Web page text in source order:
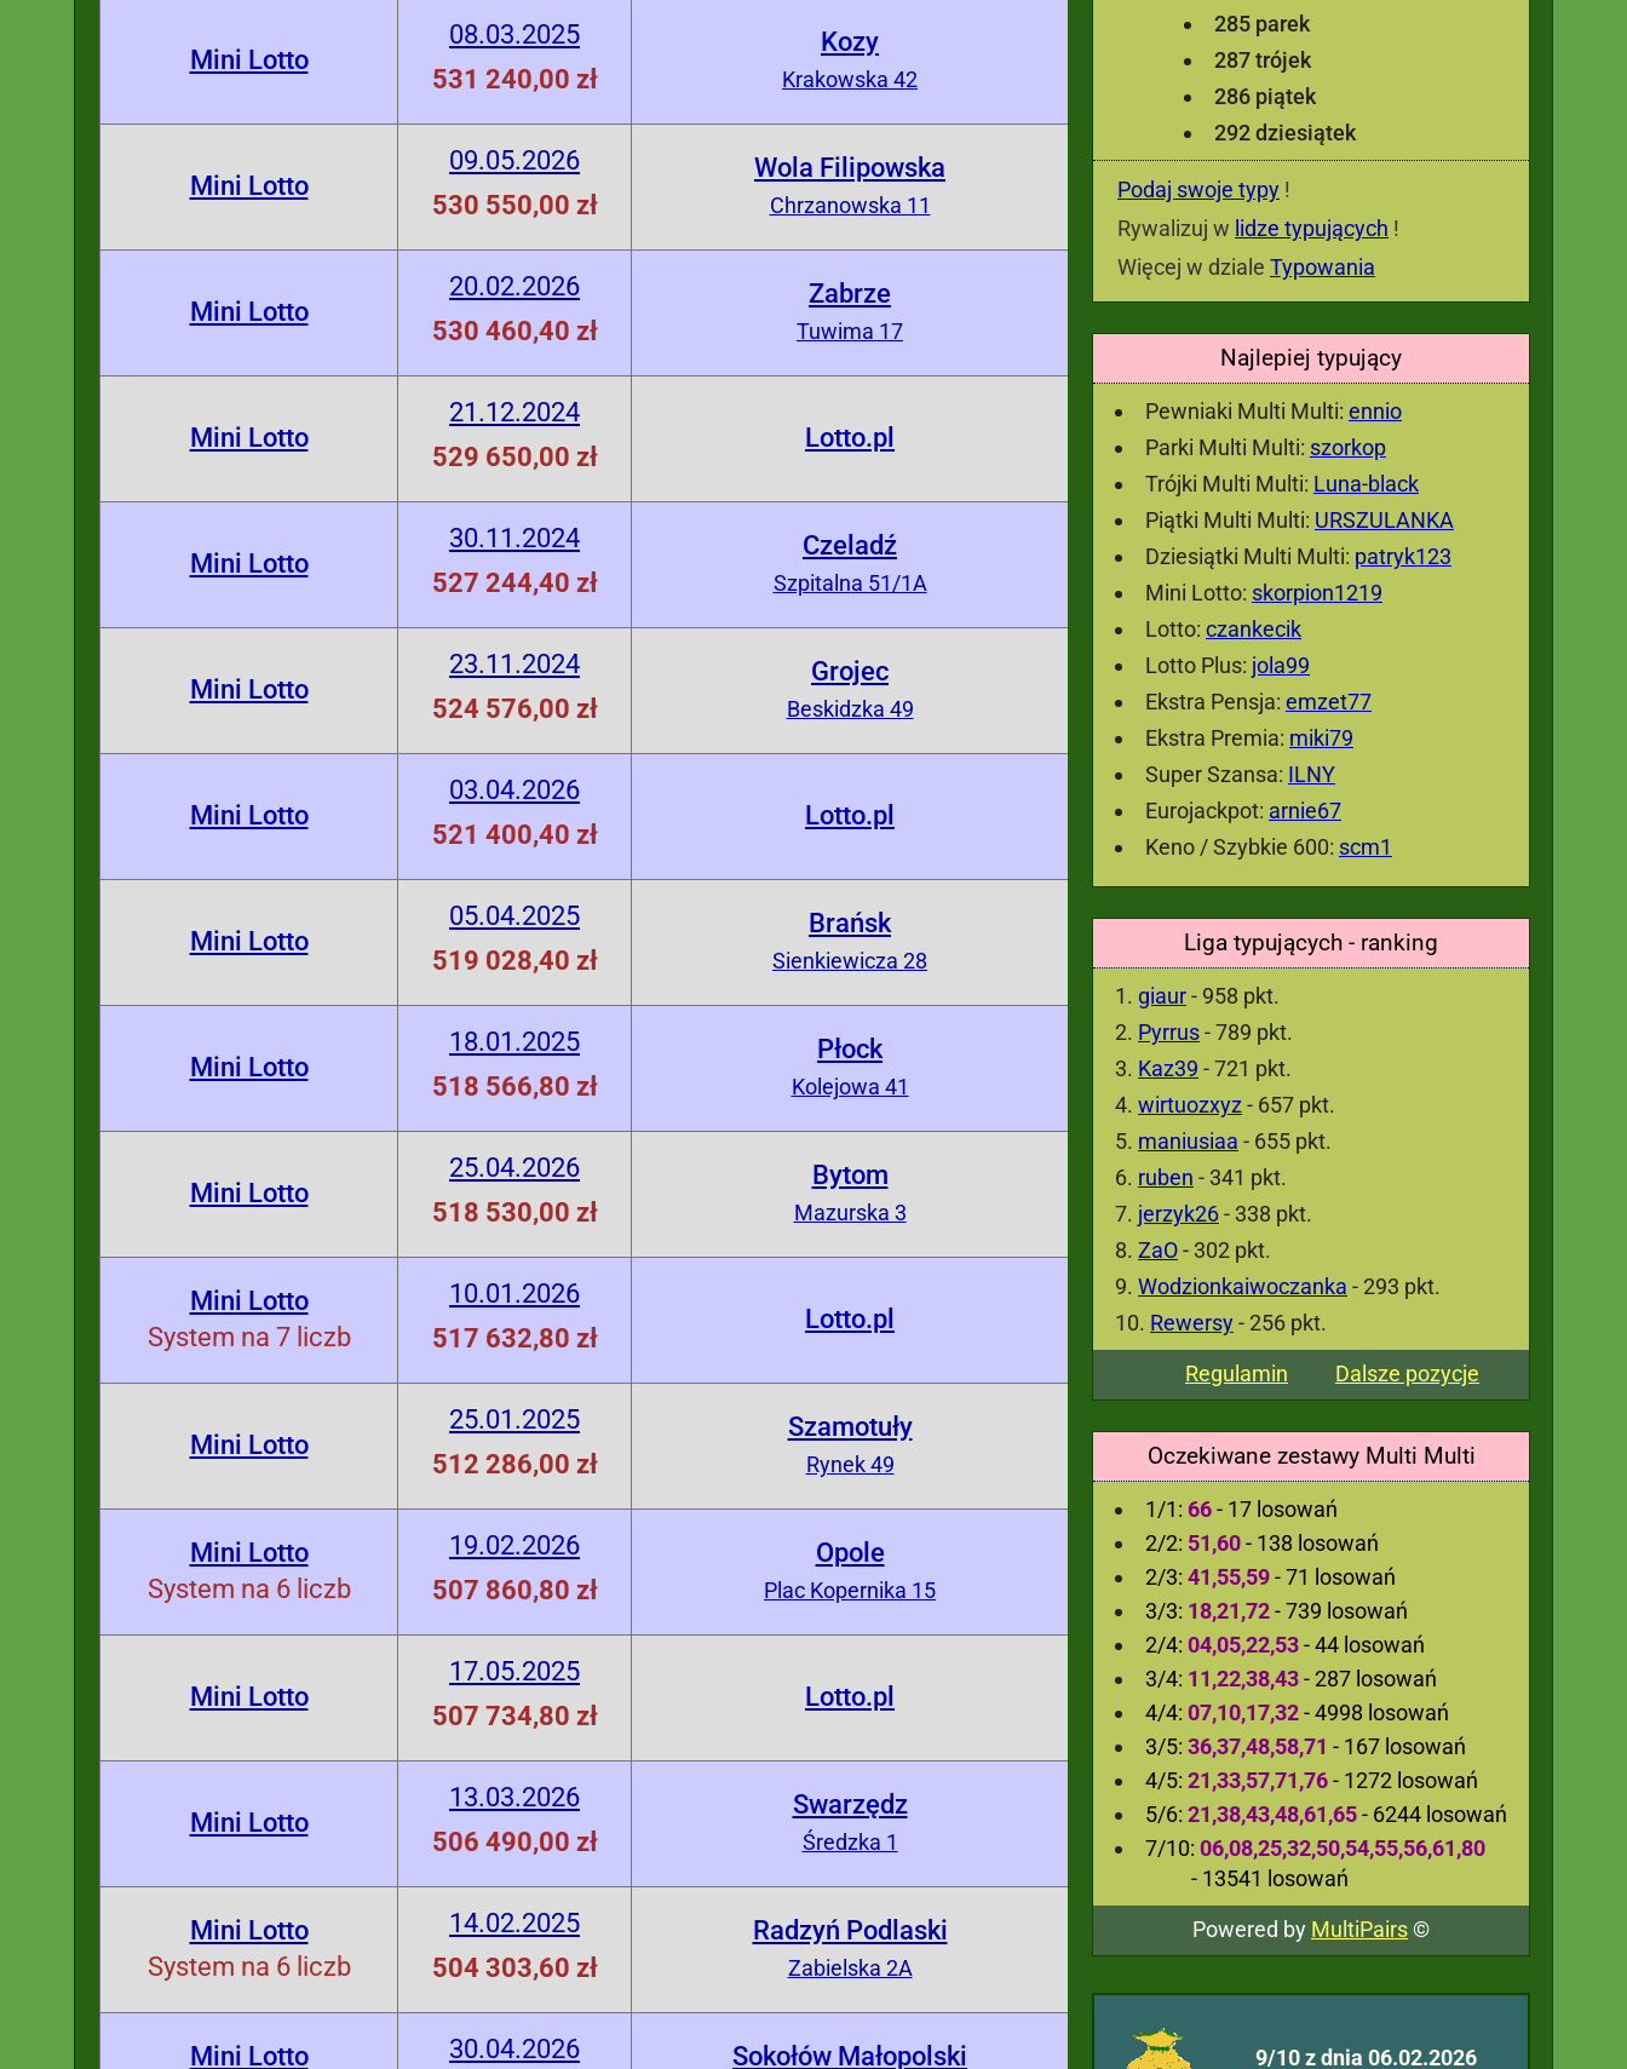
285 parek
287 trójek
286 piątek
292 dziesiątek
Podaj swoje typy !
Rywalizuj w lidze typujących !
Więcej w dziale Typowania
Najlepiej typujący
Pewniaki Multi Multi: ennio
Parki Multi Multi: szorkop
Trójki Multi Multi: Luna-black
Piątki Multi Multi: URSZULANKA
Dziesiątki Multi Multi: patryk123
Mini Lotto: skorpion1219
Lotto: czankecik
Lotto Plus: jola99
Ekstra Pensja: emzet77
Ekstra Premia: miki79
Super Szansa: ILNY
Eurojackpot: arnie67
Keno / Szybkie 600: scm1
Liga typujących - ranking
giaur- 958 pkt.
Pyrrus- 789 pkt.
Kaz39 - 721 pkt.
wirtuozxyz - 657 pkt.
maniusiaa - 655 pkt.
ruben - 341 pkt.
jerzyk26- 338 pkt.
ZaO- 302 pkt.
Wodzionkaiwoczanka - 293 pkt.
Rewersy- 256 pkt.
Regulamin
Dalsze pozycje
Oczekiwane zestawy Multi Multi
1/1: 66- 17 losowań
2/2: 51,60- 138 losowań
2/3: 41,55,59- 71 losowań
3/3: 18,21,72- 739 losowań
2/4: 04,05,22,53- 44 losowań
3/4: 11,22,38,43- 287 losowań
4/4: 07,10,17,32- 4998 losowań
3/5: 36,37,48,58,71 - 167 losowań
4/5: 21,33,57,71,76- 1272 losowań
5/6: 21,38,43,48,61,65- 6244 losowań
7/10: 06,08,25,32,50,54,55,56,61,80
- 13541 losowań
Powered by MultiPairs©
9/10 z dnia 06.02.2026
Mini Lotto
08.03.2025
531 240,00 zł
Kozy
Krakowska 42
Mini Lotto
09.05.2026
530 550,00 zł
Wola Filipowska
Chrzanowska 11
Mini Lotto
20.02.2026
530 460,40 zł
Zabrze
Tuwima 17
Mini Lotto
21.12.2024
529 650,00 zł
Lotto.pl
Mini Lotto
30.11.2024
527 244,40 zł
Czeladź
Szpitalna 51/1A
Mini Lotto
23.11.2024
524 576,00 zł
Grojec
Beskidzka 49
Mini Lotto
03.04.2026
521 400,40 zł
Lotto.pl
Mini Lotto
05.04.2025
519 028,40 zł
Brańsk
Sienkiewicza 28
Mini Lotto
18.01.2025
518 566,80 zł
Płock
Kolejowa 41
Mini Lotto
25.04.2026
518 530,00 zł
Bytom
Mazurska 3
Mini Lotto
System na 7 liczb
10.01.2026
517 632,80 zł
Lotto.pl
Mini Lotto
25.01.2025
512 286,00 zł
Szamotuły
Rynek 49
Mini Lotto
System na 6 liczb
19.02.2026
507 860,80 zł
Opole
Plac Kopernika 15
Mini Lotto
17.05.2025
507 734,80 zł
Lotto.pl
Mini Lotto
13.03.2026
506 490,00 zł
Swarzędz
Średzka 1
Mini Lotto
System na 6 liczb
14.02.2025
504 303,60 zł
Radzyń Podlaski
Zabielska 2A
Mini Lotto 30.04.2026 Sokołów Małopolski